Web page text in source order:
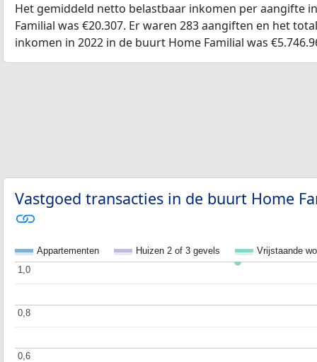
Het gemiddeld netto belastbaar inkomen per aangifte
Familial was €20.307. Er waren 283 aangiften en het
inkomen in 2022 in de buurt Home Familial was
Vastgoed transacties in de buurt Home
Appartementen Huizen 2 of 3 gevels Vrijstaande
0,6
0,6
0,8
0,8
1,0
1,0